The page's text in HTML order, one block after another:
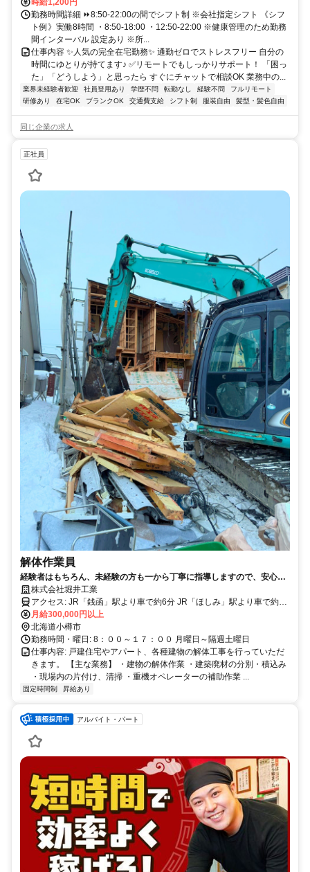
時給1,200円
勤務時間詳細 ⏩8:50-22:00の間でシフト制 ※会社指定シフト 《シフ
ト例》実働8時間 ・8:50-18:00 ・12:50-22:00 ※健康管理のため勤務
間インターバル 設定あり ※所...
仕事内容 ✨人気の完全在宅勤務✨ 通勤ゼロでストレスフリー 自分の
時間にゆとりが持てます♪ ✅リモートでもしっかりサポート！ 「困っ
た」「どうしよう」と思ったら すぐにチャットで相談OK 業務中の...
業界未経験者歓迎 社員登用あり 学歴不問 転勤なし 経験不問
フルリモート
研修あり
在宅OK ブランクOK 交通費支給 シフト制 服装自由 髪型・髪色自由
同じ企業の求人
正社員
解体作業員
経験者はもちろん、未経験の方も一から丁寧に指導しますので、安心し
て働けます。
株式会社堀井工業
アクセス: JR「銭函」駅より車で約6分 JR「ほしみ」駅より車で約8
分 JR「星置」駅より車で約11分 ※札幌市北区・手稲区より車で約10
～30分
月給300,000円以上
北海道小樽市
勤務時間・曜日: 8：００～１７：００ 月曜日～隔週土曜日
仕事内容: 戸建住宅やアパート、各種建物の解体工事を行っていただ
きます。 【主な業務】 ・建物の解体作業 ・建築廃材の分別・積込み
・現場内の片付け、清掃 ・重機オペレーターの補助作業 ...
固定時間制 昇給あり
アルバイト・パート